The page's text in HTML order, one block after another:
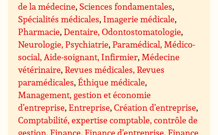
de la médecine, Sciences fondamentales,
Spécialités médicales, Imagerie médicale,
Pharmacie,Dentaire, Odontostomatologie,
Neurologie, Psychiatrie,Paramédical, Médico-
social, Aide-soignant, Infirmier, Médecine
vétérinaire,Revues médicales, Revues
paramédicales,Éthique médicale,
Management, gestion et économie
d’entreprise,Entreprise,Création d’entreprise,
Comptabilité, expertise comptable, contrôle de
gestion,Finance,Finance d’entreprise,Finance